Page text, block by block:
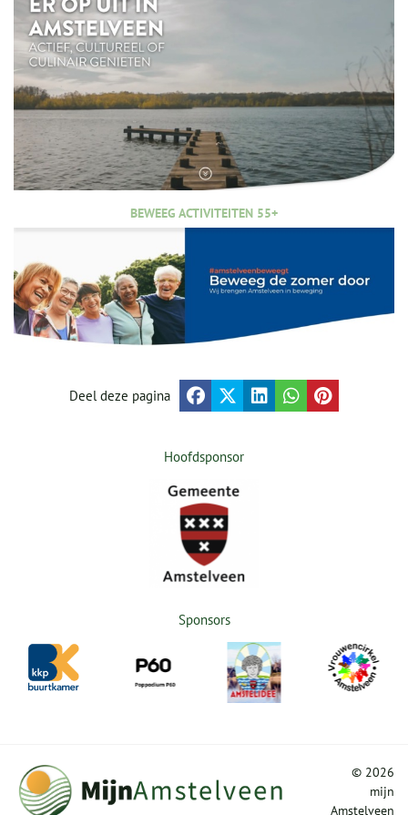
BEWEEG ACTIVITEITEN 55+
Deel deze pagina
Hoofdsponsor
Sponsors
© 2026
mijn
Amstelveen